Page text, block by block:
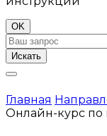
OK
Искать
Главная
Онлайн-курс по